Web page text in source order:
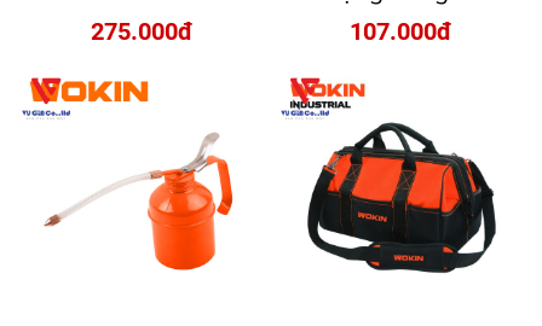
Wokin 728050
275.000đ
nghiệp Wokin
727530
107.000đ